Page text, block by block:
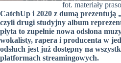
fot. materiały
CatchUp i 2020 z dumą prezentują
czyli drugi studyjny album
płyta to zupełnie nowa odsłona
wokalisty, rapera i producenta w
odsłuch jest już dostępny na
platformach streamingowych.